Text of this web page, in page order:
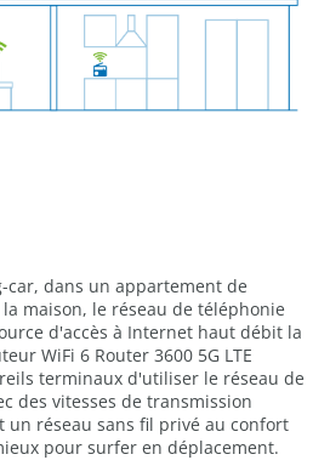
car, dans un appartement de
maison, le réseau de téléphonie
d'accès à Internet haut débit la
WiFi 6 Router 3600 5G LTE
terminaux d'utiliser le réseau de
des vitesses de transmission
un réseau sans fil privé au confort
pour surfer en déplacement.